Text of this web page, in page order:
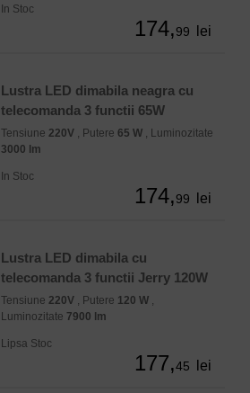
In Stoc
174,99 lei
Lustra LED dimabila neagra cu
telecomanda 3 functii 65W
Tensiune 220V , Putere 65 W , Luminozitate
3000 lm
In Stoc
174,99 lei
Lustra LED dimabila cu
telecomanda 3 functii Jerry 120W
Tensiune 220V , Putere 120 W ,
Luminozitate 7900 lm
Lipsa Stoc
177,45 lei